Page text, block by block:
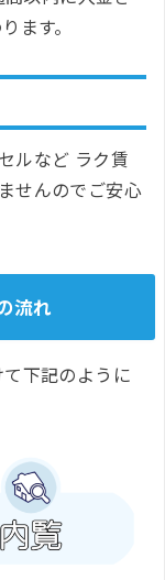
ます。
ルなど ラク賃
せんのでご安心
流れ
下記のように